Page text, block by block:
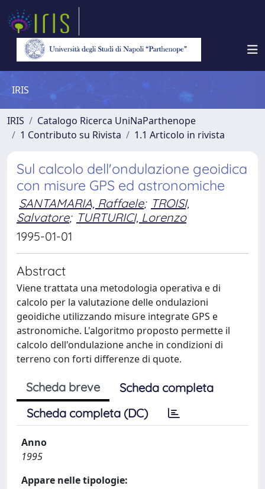
IRIS
IRIS
Catalogo Ricerca UniNaParthenope
1 Contributo su Rivista
1.1 Articolo in rivista
Sul calcolo dell'ondulazione geoidica
con misure GPS ed astronomiche
SANTAMARIA, Raffaele; TROISI,
Salvatore; TURTURICI, Lorenzo
1995-01-01
Abstract
Viene trattata una metodologia operativa e di
calcolo per la valutazione delle ondulazioni
geoidiche utilizzando misure integrate GPS e
astronomiche. L'algoritmo proposto permette il
calcolo dell'ondulazione anche in condizioni di
terreno con forti differenze di quote.
Scheda breve
Scheda completa
Scheda completa (DC)
Anno
1995
Appare nelle tipologie: